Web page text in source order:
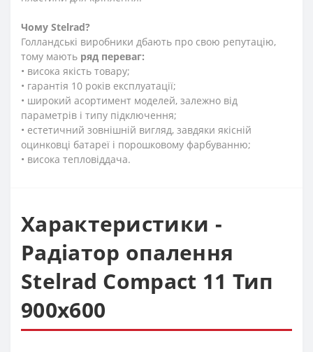
Чому Stelrad?
Голландські виробники дбають про свою репутацію,
тому мають ряд переваг:
• висока якість товару;
• гарантія 10 років експлуатації;
• широкий асортимент моделей, залежно від
параметрів і типу підключення;
• естетичний зовнішній вигляд, завдяки якісній
оцинковці батареї і порошковому фарбуванню;
• висока тепловіддача.
Характеристики -
Радіатор опалення
Stelrad Compact 11 Тип
900х600